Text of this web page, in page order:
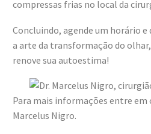
compressas frias no local da
Concluindo, agende um horário
a arte da transformação do
renove sua autoestima!
Para mais informações entre em
Marcelus Nigro.